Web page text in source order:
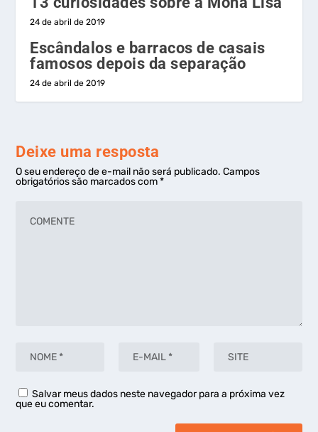
24 de abril de 2019
Escândalos e barracos de casais
famosos depois da separação
24 de abril de 2019
Deixe uma resposta
O seu endereço de e-mail não será publicado. Campos
obrigatórios são marcados com*
Salvar meus dados neste navegador para a próxima vez
que eu comentar.